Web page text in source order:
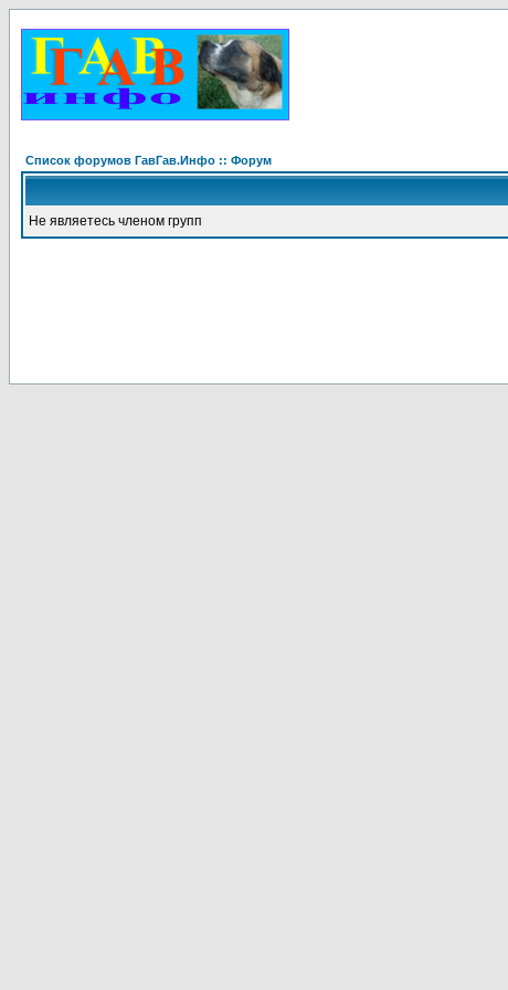
Список форумов ГавГав.Инфо :: Форум
Не являетесь членом групп